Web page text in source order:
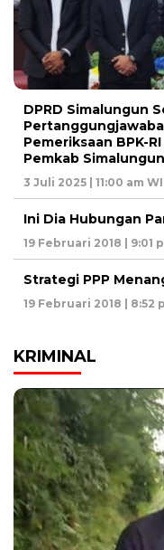
DPRD Simalungun
Pemeriksaan BPK-
Pemkab
3 Juli 2025 | 11:00 am
Ini Dia Hubungan
19 Februari 2018 | 9:01
Strategi PPP
19 Februari 2018 | 8:52
KRIMINAL